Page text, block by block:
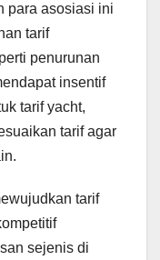
para asosiasi ini
tarif
penurunan
insentif
tarif yacht,
tarif agar
tarif
sejenis di